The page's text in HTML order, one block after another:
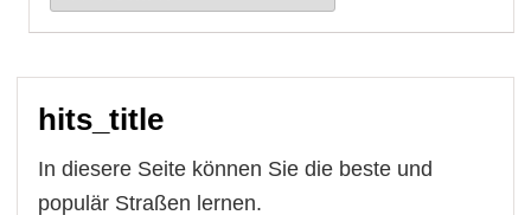
hits_title
In diesere Seite können Sie die beste und
populär Straßen lernen.